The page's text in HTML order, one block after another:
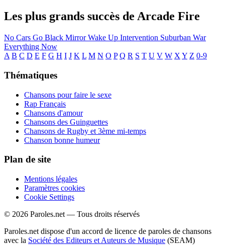
Les plus grands succès de Arcade Fire
No Cars Go Black MirrorWake Up Intervention Suburban War
Everything Now
A B C D E F G H I J K L M N O P Q R S T U V W X Y Z 0-9
Thématiques
Chansons pour faire le sexe
Rap Français
Chansons d'amour
Chansons des Guinguettes
Chansons de Rugby et 3ème mi-temps
Chanson bonne humeur
Plan de site
Mentions légales
Paramètres cookies
Cookie Settings
© 2026 Paroles.net — Tous droits réservés
Paroles.net dispose d'un accord de licence de paroles de chansons
avec la Société des Editeurs et Auteurs de Musique (SEAM)